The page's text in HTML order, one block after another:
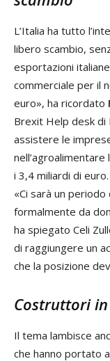
L’Italia ha tutto
libero scambio,
esportazioni
commerciale per il
euro», ha ricordato
Brexit Help desk di
assistere le
i 3,4 miliardi di euro.
«Ci sarà un
formalmente da
ha spiegato Celi
di raggiungere un
che la posizione
Costruttori
Il tema lambisce
che hanno portato